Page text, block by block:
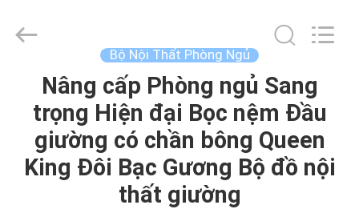
NHÀ
SẢN
PHẨM
HOME
Furniture
Bộ Nội Thất Phòng Ngủ
Nâng cấp Phòng ngủ Sang
trọng Hiện đại Bọc nệm Đầu
giường có chần bông Queen
King Đôi Bạc Gương Bộ đồ nội
thất giường